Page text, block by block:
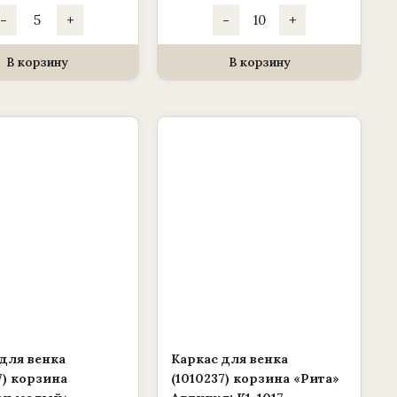
- товара
для
венка
(1010237)
корзина
+
В корзину
- товара
для
венка
(1010237)
полянка
+
В корзину
венка
корзина
Каркас для венка
(1010237) корзина «Рита»